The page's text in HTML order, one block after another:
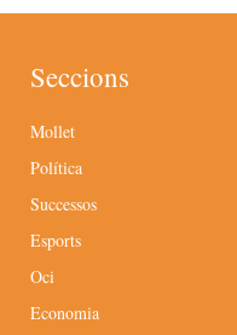
Seccions
Mollet
Política
Successos
Esports
Oci
Economia